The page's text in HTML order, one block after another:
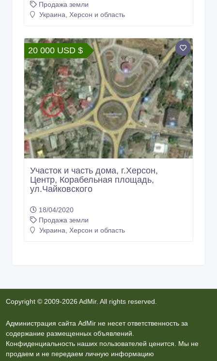
Продажа земли
Украина, Херсон и область
20 000 USD $
Участок и часть дома, г.Херсон,
Центр, Корабельная площадь,
ул.Чайковского
18/04/2020
Продажа земли
Украина, Херсон и область
Copyright © 2009-2026 AdMir. All rights reserved.
Администрация сайта AdMir не несет ответственность за
содержание размещенных объявлений.
Конфиденциальность наших пользователей ценится. Мы не
продаем и не передаем личную информацию